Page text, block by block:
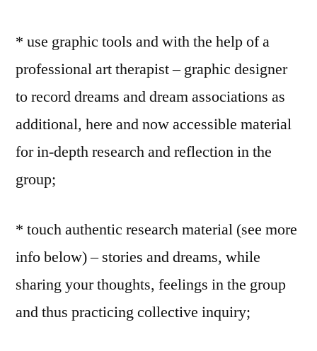
* use graphic tools and with the help of a
professional art therapist – graphic designer
to record dreams and dream associations as
additional, here and now accessible material
for in-depth research and reflection in the
group;
* touch authentic research material (see more
info below) – stories and dreams, while
sharing your thoughts, feelings in the group
and thus practicing collective inquiry;